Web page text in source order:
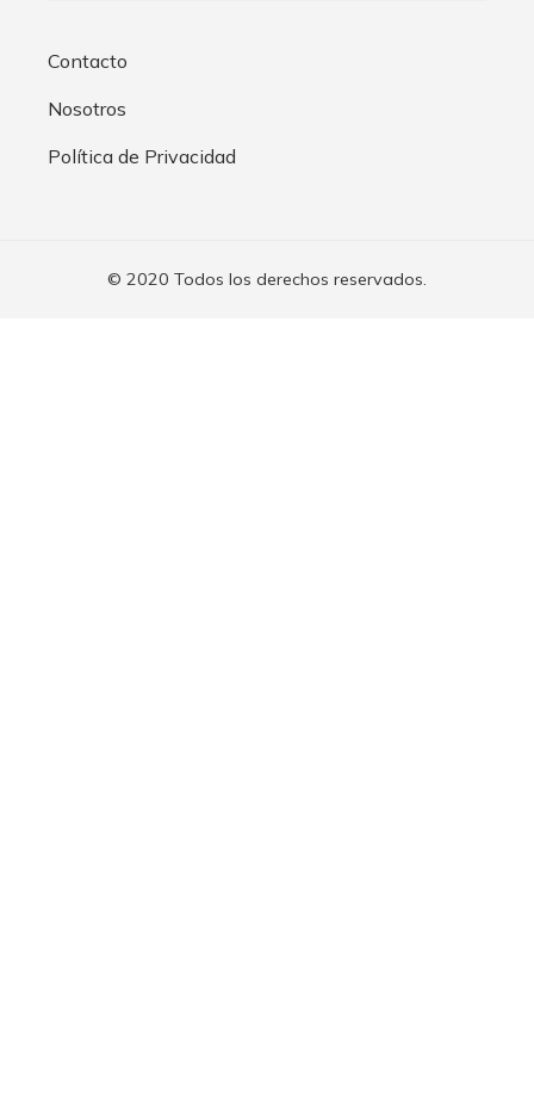
Contacto
Nosotros
Política de Privacidad
© 2020 Todos los derechos reservados.